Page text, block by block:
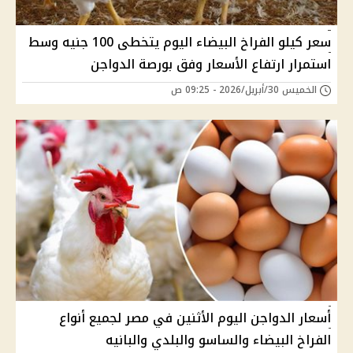
سعر كيلو الفراخ البيضاء اليوم يتخطى 100 جنيه وسط
استمرار ارتفاع الأسعار وفق بورصة الدواجن
الخميس 30/أبريل/2026 - 09:25 ص
أسعار الدواجن اليوم الأثنين في مصر لجميع أنواع
الفراخ البيضاء والساسو والبلدي والبانيه